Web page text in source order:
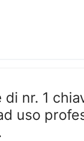
nr. 1
uso